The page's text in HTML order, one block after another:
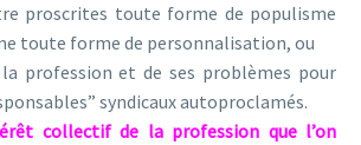
proscrites toute forme de populisme
toute forme de personnalisation, ou
profession et de ses problèmes pour
syndicaux autoproclamés.
collectif de la profession que l’on